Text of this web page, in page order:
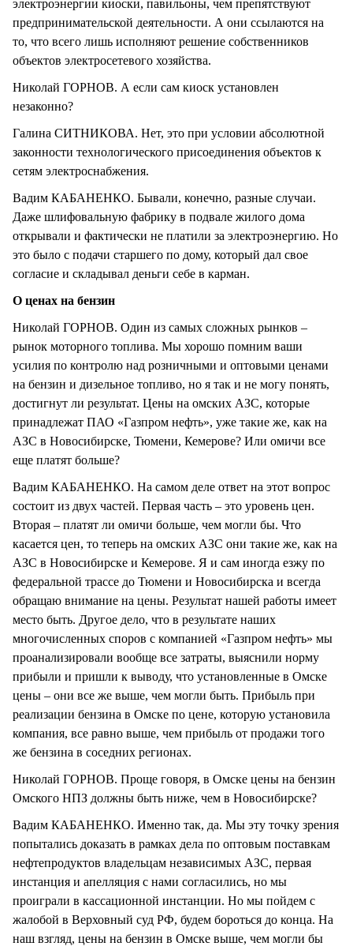
электроэнергии киоски, павильоны, чем препятствуют
предпринимательской деятельности. А они ссылаются на
то, что всего лишь исполняют решение собственников
объектов электросетевого хозяйства.
Николай ГОРНОВ. А если сам киоск установлен
незаконно?
Галина СИТНИКОВА. Нет, это при условии абсолютной
законности технологического присоединения объектов к
сетям электроснабжения.
Вадим КАБАНЕНКО. Бывали, конечно, разные случаи.
Даже шлифовальную фабрику в подвале жилого дома
открывали и фактически не платили за электроэнергию. Но
это было с подачи старшего по дому, который дал свое
согласие и складывал деньги себе в карман.
О ценах на бензин
Николай ГОРНОВ. Один из самых сложных рынков –
рынок моторного топлива. Мы хорошо помним ваши
усилия по контролю над розничными и оптовыми ценами
на бензин и дизельное топливо, но я так и не могу понять,
достигнут ли результат. Цены на омских АЗС, которые
принадлежат ПАО «Газпром нефть», уже такие же, как на
АЗС в Новосибирске, Тюмени, Кемерове? Или омичи все
еще платят больше?
Вадим КАБАНЕНКО. На самом деле ответ на этот вопрос
состоит из двух частей. Первая часть – это уровень цен.
Вторая – платят ли омичи больше, чем могли бы. Что
касается цен, то теперь на омских АЗС они такие же, как на
АЗС в Новосибирске и Кемерове. Я и сам иногда езжу по
федеральной трассе до Тюмени и Новосибирска и всегда
обращаю внимание на цены. Результат нашей работы имеет
место быть. Другое дело, что в результате наших
многочисленных споров с компанией «Газпром нефть» мы
проанализировали вообще все затраты, выяснили норму
прибыли и пришли к выводу, что установленные в Омске
цены – они все же выше, чем могли быть. Прибыль при
реализации бензина в Омске по цене, которую установила
компания, все равно выше, чем прибыль от продажи того
же бензина в соседних регионах.
Николай ГОРНОВ. Проще говоря, в Омске цены на бензин
Омского НПЗ должны быть ниже, чем в Новосибирске?
Вадим КАБАНЕНКО. Именно так, да. Мы эту точку зрения
попытались доказать в рамках дела по оптовым поставкам
нефтепродуктов владельцам независимых АЗС, первая
инстанция и апелляция с нами согласились, но мы
проиграли в кассационной инстанции. Но мы пойдем с
жалобой в Верховный суд РФ, будем бороться до конца. На
наш взгляд, цены на бензин в Омске выше, чем могли бы